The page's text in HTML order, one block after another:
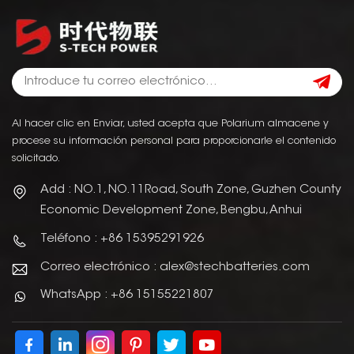
Al hacer clic en Enviar, usted acepta que Polarium almacene y
procese su información personal para proporcionarle el contenido
solicitado.
Add : NO.1, NO.11Road, South Zone, Guzhen County
Economic Development Zone, Bengbu, Anhui
Teléfono : +86 15395291926
Correo electrónico : alex@stechbatteries.com
WhatsApp : +86 15155221807